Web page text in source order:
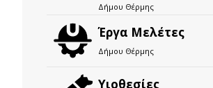
Δήμου Θέρμης
Έργα Μελέτες
Δήμου Θέρμης
Υιοθεσίες